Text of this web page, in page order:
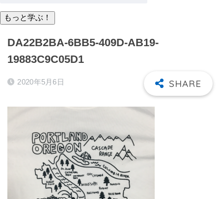
DA22B2BA-6BB5-409D-AB19-
19883C9C05D1
2020年5月6日